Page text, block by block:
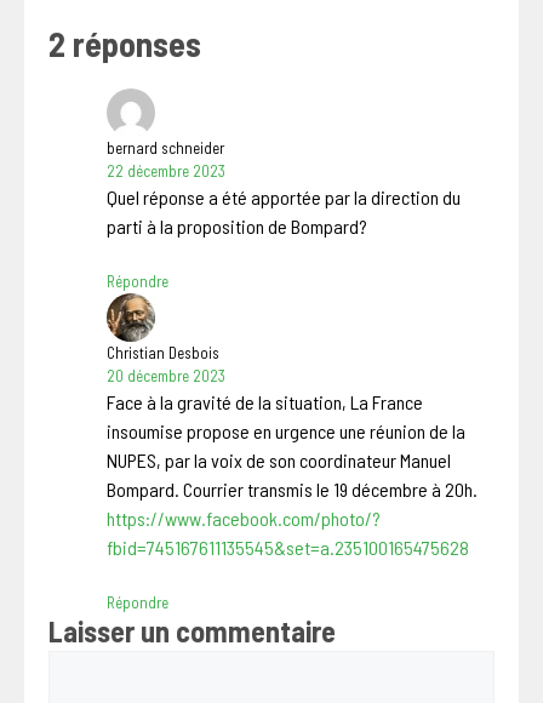
2 réponses
bernard schneider
22 décembre 2023
Quel réponse a été apportée par la direction du
parti à la proposition de Bompard?
Répondre
Christian Desbois
20 décembre 2023
Face à la gravité de la situation, La France
insoumise propose en urgence une réunion de la
NUPES, par la voix de son coordinateur Manuel
Bompard. Courrier transmis le 19 décembre à 20h.
https://www.facebook.com/photo/?
fbid=745167611135545&set=a.235100165475628
Répondre
Laisser un commentaire